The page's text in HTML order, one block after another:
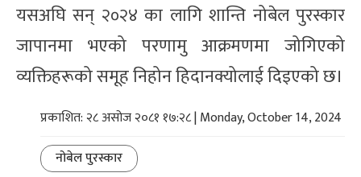
यसअघि सन् २०२४ का लागि शान्ति नोबेल पुरस्कार
जापानमा भएको परणामु आक्रमणमा जोगिएको
व्यक्तिहरूको समूह निहोन हिदानक्योलाई दिइएको छ।
प्रकाशित: २८ असोज २०८१ १७:२८ | Monday, October 14, 2024
नोबेल पुरस्कार